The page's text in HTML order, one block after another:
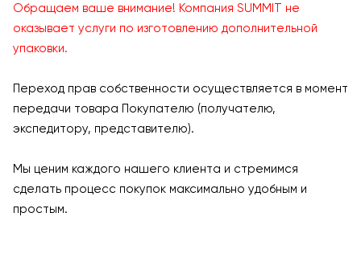
Обращаем ваше внимание! Компания SUMMIT не
оказывает услуги по изготовлению дополнительной
упаковки.
Переход прав собственности осуществляется в момент
передачи товара Покупателю (получателю,
экспедитору, представителю).
Мы ценим каждого нашего клиента и стремимся
сделать процесс покупок максимально удобным и
простым.